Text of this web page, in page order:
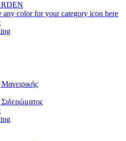
any color for your category icon here